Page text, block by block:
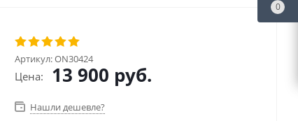
Артикул:ON30424
Цена: 13 900 руб.
Нашли дешевле?
0